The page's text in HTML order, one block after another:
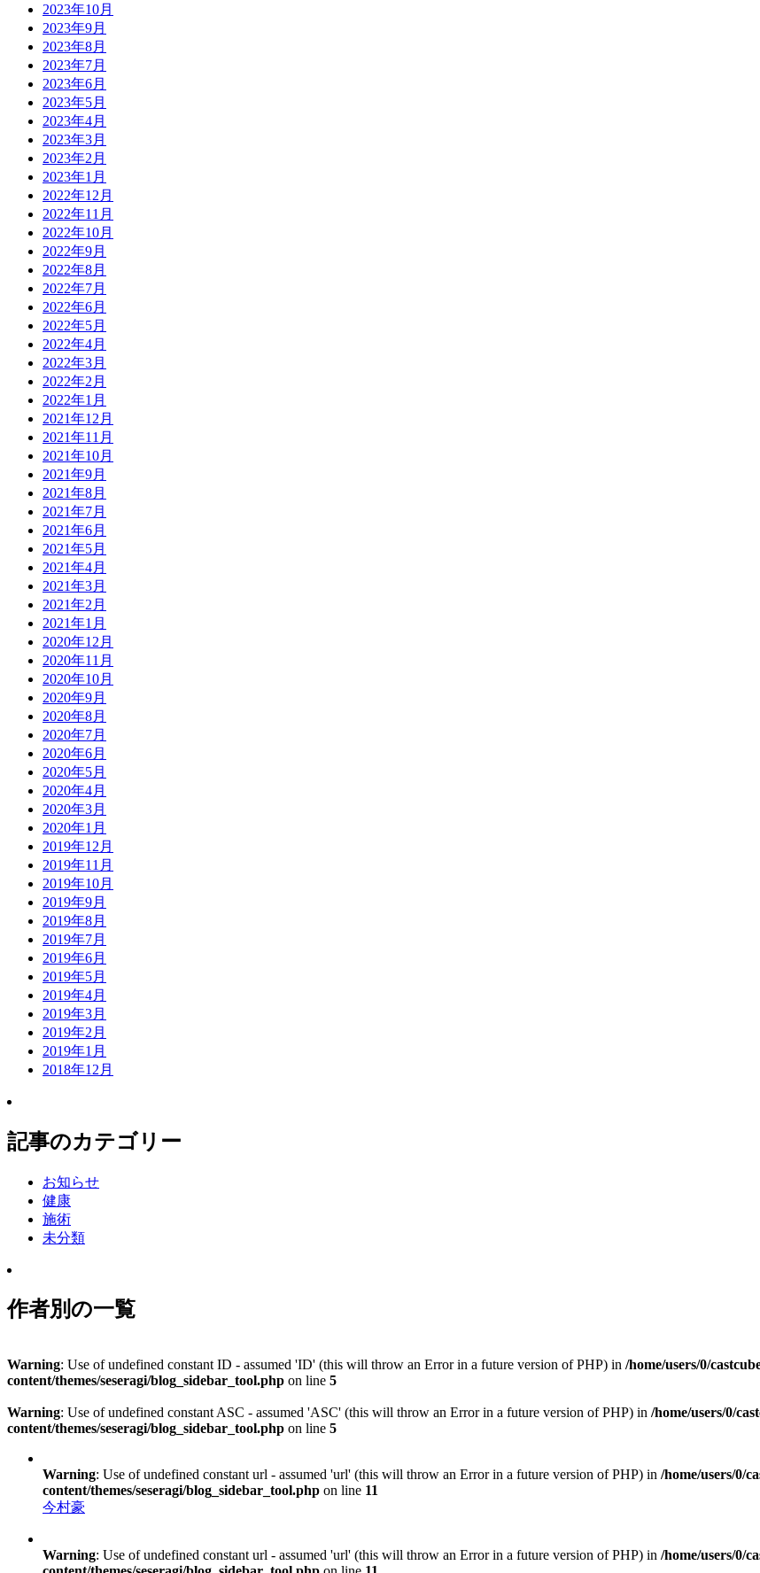
2023年10月
2023年9月
2023年8月
2023年7月
2023年6月
2023年5月
2023年4月
2023年3月
2023年2月
2023年1月
2022年12月
2022年11月
2022年10月
2022年9月
2022年8月
2022年7月
2022年6月
2022年5月
2022年4月
2022年3月
2022年2月
2022年1月
2021年12月
2021年11月
2021年10月
2021年9月
2021年8月
2021年7月
2021年6月
2021年5月
2021年4月
2021年3月
2021年2月
2021年1月
2020年12月
2020年11月
2020年10月
2020年9月
2020年8月
2020年7月
2020年6月
2020年5月
2020年4月
2020年3月
2020年1月
2019年12月
2019年11月
2019年10月
2019年9月
2019年8月
2019年7月
2019年6月
2019年5月
2019年4月
2019年3月
2019年2月
2019年1月
2018年12月
記事のカテゴリー
お知らせ
健康
施術
未分類
作者別の一覧
Warning: Use of undefined constant ID - assumed 'ID' (this will throw an Error in a future version of PHP) in /home/users/0/
content/themes/seseragi/blog_sidebar_tool.php on line 5
Warning: Use of undefined constant ASC - assumed 'ASC' (this will throw an Error in a future version of PHP) in /home/users/0/
content/themes/seseragi/blog_sidebar_tool.php on line 5
Warning: Use of undefined constant url - assumed 'url' (this will throw an Error in a future version of PHP) in /home/users/0/
content/themes/seseragi/blog_sidebar_tool.php on line 11
今村豪
Warning: Use of undefined constant url - assumed 'url' (this will throw an Error in a future version of PHP) in /home/users/0/